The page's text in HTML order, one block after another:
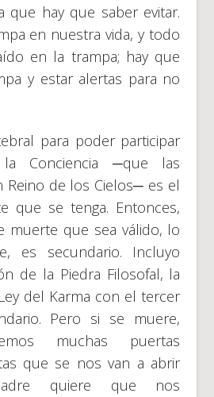
que hay que saber evitar.
en nuestra vida, y todo
en la trampa; hay que
y estar alertas para no
para poder participar
Conciencia ─que las
Reino de los Cielos─ es el
que se tenga. Entonces,
muerte que sea válido, lo
es secundario. Incluyo
de la Piedra Filosofal, la
del Karma con el tercer
Pero si se muere,
muchas puertas
que se nos van a abrir
quiere que nos